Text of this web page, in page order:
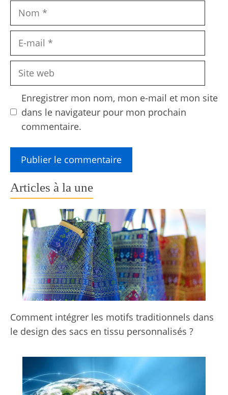
Nom
Site
Enregistrer mon nom, mon e-mail et mon site
dans le navigateur pour mon prochain
commentaire.
Articles à la une
Comment intégrer les motifs traditionnels dans
le design des sacs en tissu personnalisés ?